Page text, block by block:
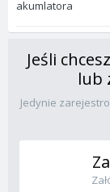
akumlatora
Jeśli
lub
Jedynie